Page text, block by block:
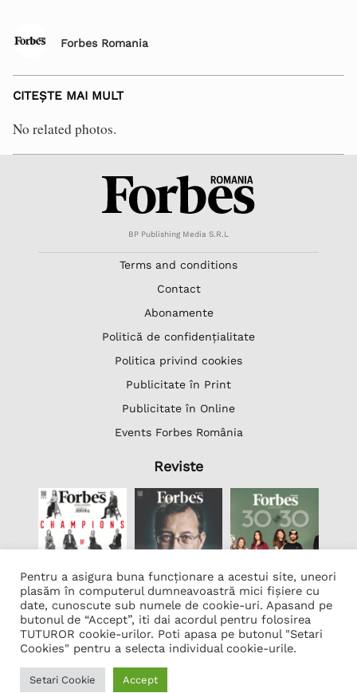
Forbes Romania
CITEȘTE MAI MULT
No related photos.
BP Publishing Media S.R.L
Terms and conditions
Contact
Abonamente
Politică de confidențialitate
Politica privind cookies
Publicitate în Print
Publicitate în Online
Events Forbes România
Reviste
Lista Firme
Transcription Software Vatis Tech
Găzduire web
Pentru a asigura buna funcționare a acestui site, uneori
plasăm în computerul dumneavoastră mici fișiere cu
date, cunoscute sub numele de cookie-uri. Apasand pe
butonul de “Accept”, iti dai acordul pentru folosirea
TUTUROR cookie-urilor. Poti apasa pe butonul "Setari
Cookies" pentru a selecta individual cookie-urile.
Setari Cookie Accept